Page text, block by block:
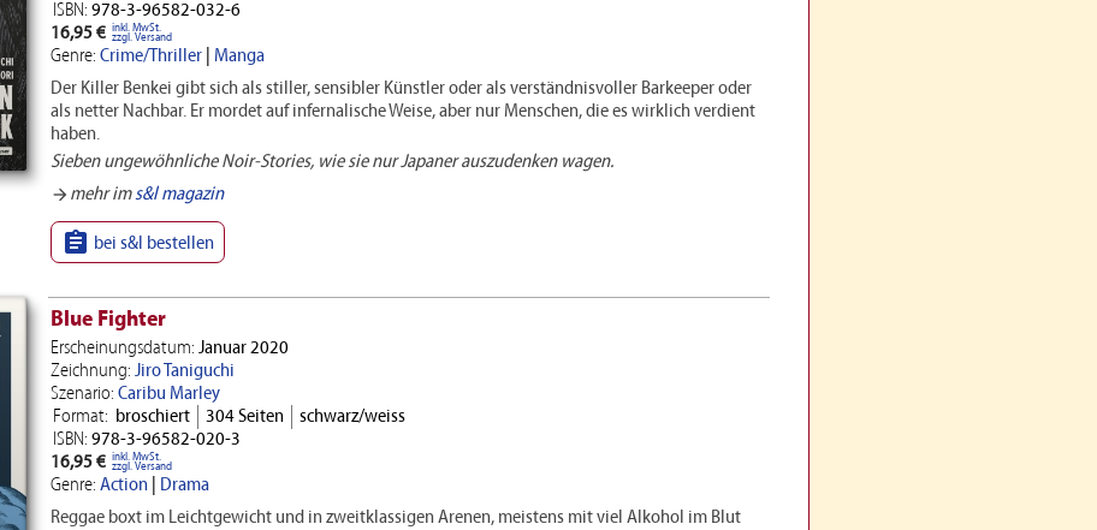
ISBN: 978-3-96582-032-6
16,95 € inkl. MwSt.
zzgl. Versand
Genre: Crime/Thriller
Manga
Der Killer Benkei gibt sich als stiller, sensibler Künstler oder als verständnisvoller Barkeeper oder
als netter Nachbar. Er mordet auf infernalische Weise, aber nur Menschen, die es wirklich verdient
haben.
Sieben ungewöhnliche Noir-Stories, wie sie nur Japaner auszudenken wagen.
arrow_forward mehr ims&l magazin
 bei s&l bestellen
Blue Fighter
Erscheinungsdatum: Januar 2020
Zeichnung: Jiro Taniguchi
Szenario: Caribu Marley
Format: broschiert 304 Seiten
schwarz/weiss
ISBN: 978-3-96582-020-3
16,95 € inkl. MwSt.
zzgl. Versand
Genre: Action
Drama
Reggae boxt im Leichtgewicht und in zweitklassigen Arenen, meistens mit viel Alkohol im Blut